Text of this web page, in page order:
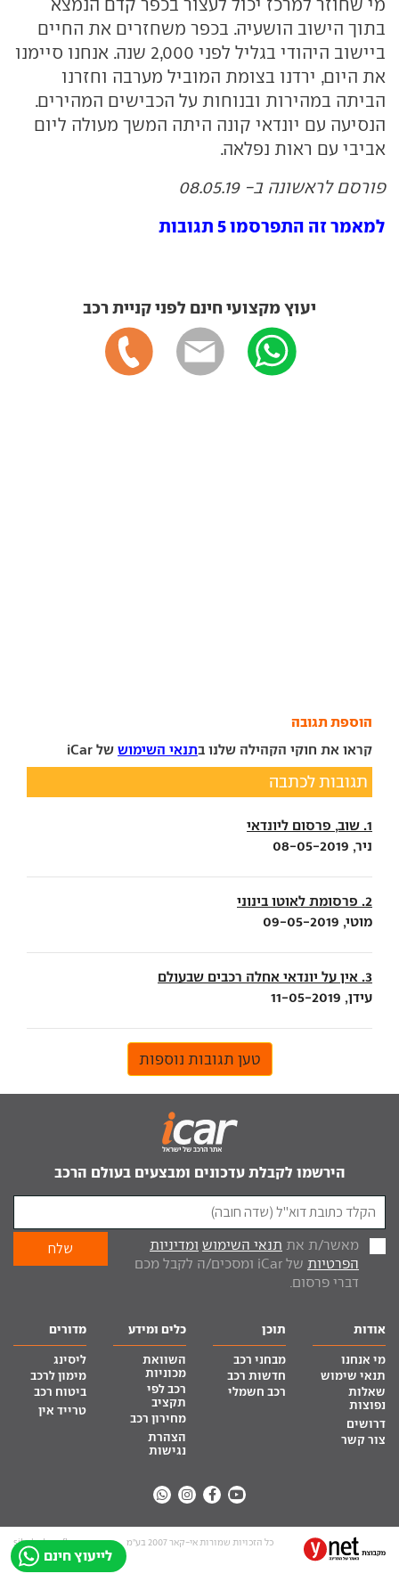
מי שחוזר למרכז יכול לעצור בכפר קדם הנמצא
בתוך הישוב הושעיה. בכפר משחזרים את החיים
ביישוב היהודי בגליל לפני 2,000 שנה. אנחנו סיימנו
את היום, ירדנו בצומת המוביל מערבה וחזרנו
הביתה במהירות ובנוחות על הכבישים המהירים.
הנסיעה עם יונדאי קונה היתה המשך מעולה ליום
אביבי עם ראות נפלאה.
פורסם לראשונה ב- 08.05.19
למאמר זה התפרסמו 5 תגובות
יעוץ מקצועי חינם לפני קניית רכב
הוספת תגובה
קראו את חוקי הקהילה שלנו בתנאי השימוש של iCar
תגובות לכתבה
1. שוב, פרסום ליונדאי
ניר, 08-05-2019
2. פרסומת לאוטו בינוני
מוטי, 09-05-2019
3. אין על יונדאי אחלה רכבים שבעולם
עידן, 11-05-2019
טען תגובות נוספות
לייעוץ חינם
הירשמו לקבלת עדכונים ומבצעים בעולם הרכב
מאשר/ת את תנאי השימוש ומדיניות
הפרטיות
של iCar ומסכים/ה לקבל מכם
דברי פרסום.
אודות
מי אנחנו
תנאי שימוש
שאלות
נפוצות
דרושים
צור קשר
תוכן
מבחני רכב
חדשות רכב
רכב חשמלי
כלים ומידע
השוואת
מכוניות
רכב לפי
תקציב
מחירון רכב
הצהרת
נגישות
מדורים
ליסינג
מימון לרכב
ביטוח רכב
טרייד אין
כל הזכויות שמורות אי-קאר 2007 בע”מ site by tq.soft